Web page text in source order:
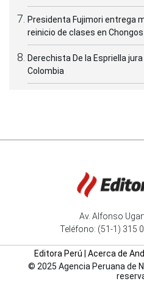
Presidenta Fujimori entrega
reinicio de clases en Chongos
Derechista De la Espriella
Colombia
Av. Alfonso
Teléfono: (51-1) 315
Editora Perú Acerca de
© 2025 Agencia Peruana de